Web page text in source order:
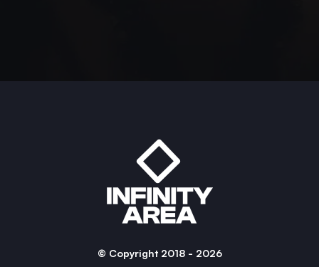
© Copyright 2018 - 2026